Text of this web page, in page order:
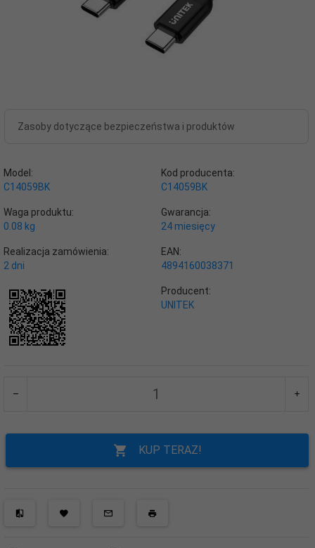
Zasoby dotyczące bezpieczeństwa i produktów
Model:
C14059BK
Kod producenta:
C14059BK
Waga produktu:
0.08 kg
Gwarancja:
24 miesięcy
Realizacja zamówienia:
2 dni
EAN:
4894160038371
Producent:
UNITEK
KUP TERAZ!